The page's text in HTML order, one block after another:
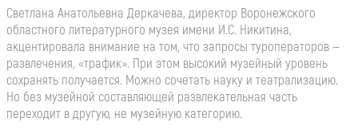
Светлана Анатольевна Деркачева, директор Воронежского
областного литературного музея имени И.С. Никитина,
акцентировала внимание на том, что запросы туроператоров —
развлечения, «трафик». При этом высокий музейный уровень
сохранять получается. Можно сочетать науку и театрализацию.
Но без музейной составляющей развлекательная часть
переходит в другую, не музейную категорию.